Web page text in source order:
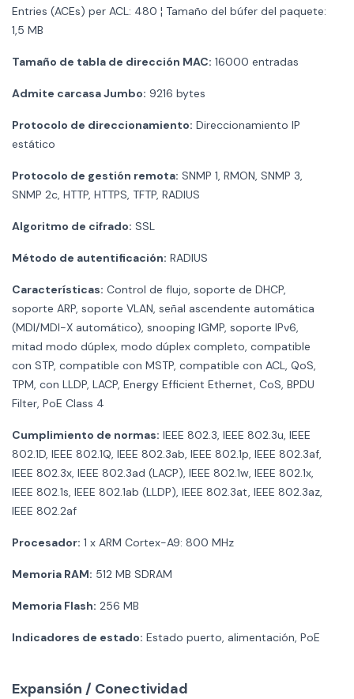
Entries (ACEs) per ACL: 480 ¦ Tamaño del búfer del paquete:
1,5 MB
Tamaño de tabla de dirección MAC: 16000 entradas
Admite carcasa Jumbo: 9216 bytes
Protocolo de direccionamiento: Direccionamiento IP
estático
Protocolo de gestión remota: SNMP 1, RMON, SNMP 3,
SNMP 2c, HTTP, HTTPS, TFTP, RADIUS
Algoritmo de cifrado: SSL
Método de autentificación: RADIUS
Características: Control de flujo, soporte de DHCP,
soporte ARP, soporte VLAN, señal ascendente automática
(MDI/MDI-X automático), snooping IGMP, soporte IPv6,
mitad modo dúplex, modo dúplex completo, compatible
con STP, compatible con MSTP, compatible con ACL, QoS,
TPM, con LLDP, LACP, Energy Efficient Ethernet, CoS, BPDU
Filter, PoE Class 4
Cumplimiento de normas: IEEE 802.3, IEEE 802.3u, IEEE
802.1D, IEEE 802.1Q, IEEE 802.3ab, IEEE 802.1p, IEEE 802.3af,
IEEE 802.3x, IEEE 802.3ad (LACP), IEEE 802.1w, IEEE 802.1x,
IEEE 802.1s, IEEE 802.1ab (LLDP), IEEE 802.3at, IEEE 802.3az,
IEEE 802.2af
Procesador: 1 x ARM Cortex-A9: 800 MHz
Memoria RAM: 512 MB SDRAM
Memoria Flash: 256 MB
Indicadores de estado: Estado puerto, alimentación, PoE
Expansión / Conectividad